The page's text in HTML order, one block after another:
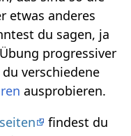
etwas anderes
du sagen, ja
progressiver
verschiedene
ausprobieren.
findest du